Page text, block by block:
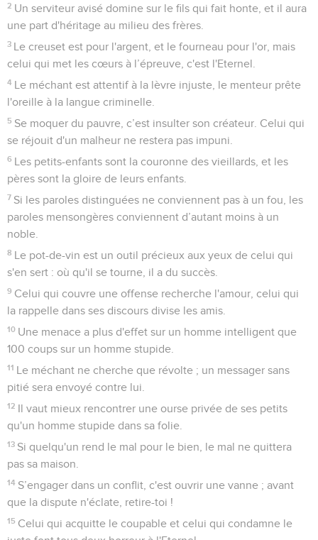
2 Un serviteur avisé domine sur le fils qui fait honte, et il aura
une part d'héritage au milieu des frères.
3 Le creuset est pour l'argent, et le fourneau pour l'or, mais
celui qui met les cœurs à l’épreuve, c'est l'Eternel.
4 Le méchant est attentif à la lèvre injuste, le menteur prête
l'oreille à la langue criminelle.
5 Se moquer du pauvre, c’est insulter son créateur. Celui qui
se réjouit d'un malheur ne restera pas impuni.
6 Les petits-enfants sont la couronne des vieillards, et les
pères sont la gloire de leurs enfants.
7 Si les paroles distinguées ne conviennent pas à un fou, les
paroles mensongères conviennent d’autant moins à un
noble.
8 Le pot-de-vin est un outil précieux aux yeux de celui qui
s'en sert : où qu'il se tourne, il a du succès.
9 Celui qui couvre une offense recherche l'amour, celui qui
la rappelle dans ses discours divise les amis.
10 Une menace a plus d'effet sur un homme intelligent que
100 coups sur un homme stupide.
11 Le méchant ne cherche que révolte ; un messager sans
pitié sera envoyé contre lui.
12 Il vaut mieux rencontrer une ourse privée de ses petits
qu'un homme stupide dans sa folie.
13 Si quelqu'un rend le mal pour le bien, le mal ne quittera
pas sa maison.
14 S’engager dans un conflit, c'est ouvrir une vanne ; avant
que la dispute n'éclate, retire-toi !
15 Celui qui acquitte le coupable et celui qui condamne le